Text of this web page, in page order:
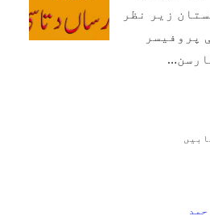
زیر نظر
پروفیسر